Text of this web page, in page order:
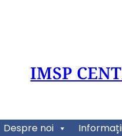
IMSP
Despre noi